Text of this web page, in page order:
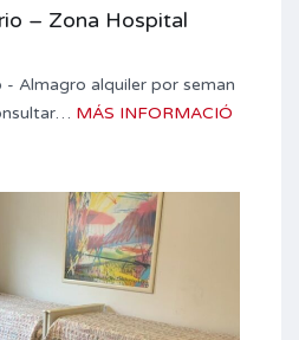
– Zona Hospital
Almagro alquiler por seman
MÁS INFORMACIÓ